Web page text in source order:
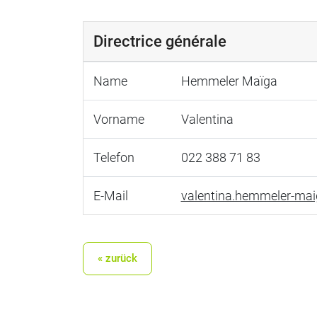
Directrice générale
Name Hemmeler Maïga
Vorname Valentina
Telefon 022 388 71 83
E-Mail valentina.hemmeler-
« zurück